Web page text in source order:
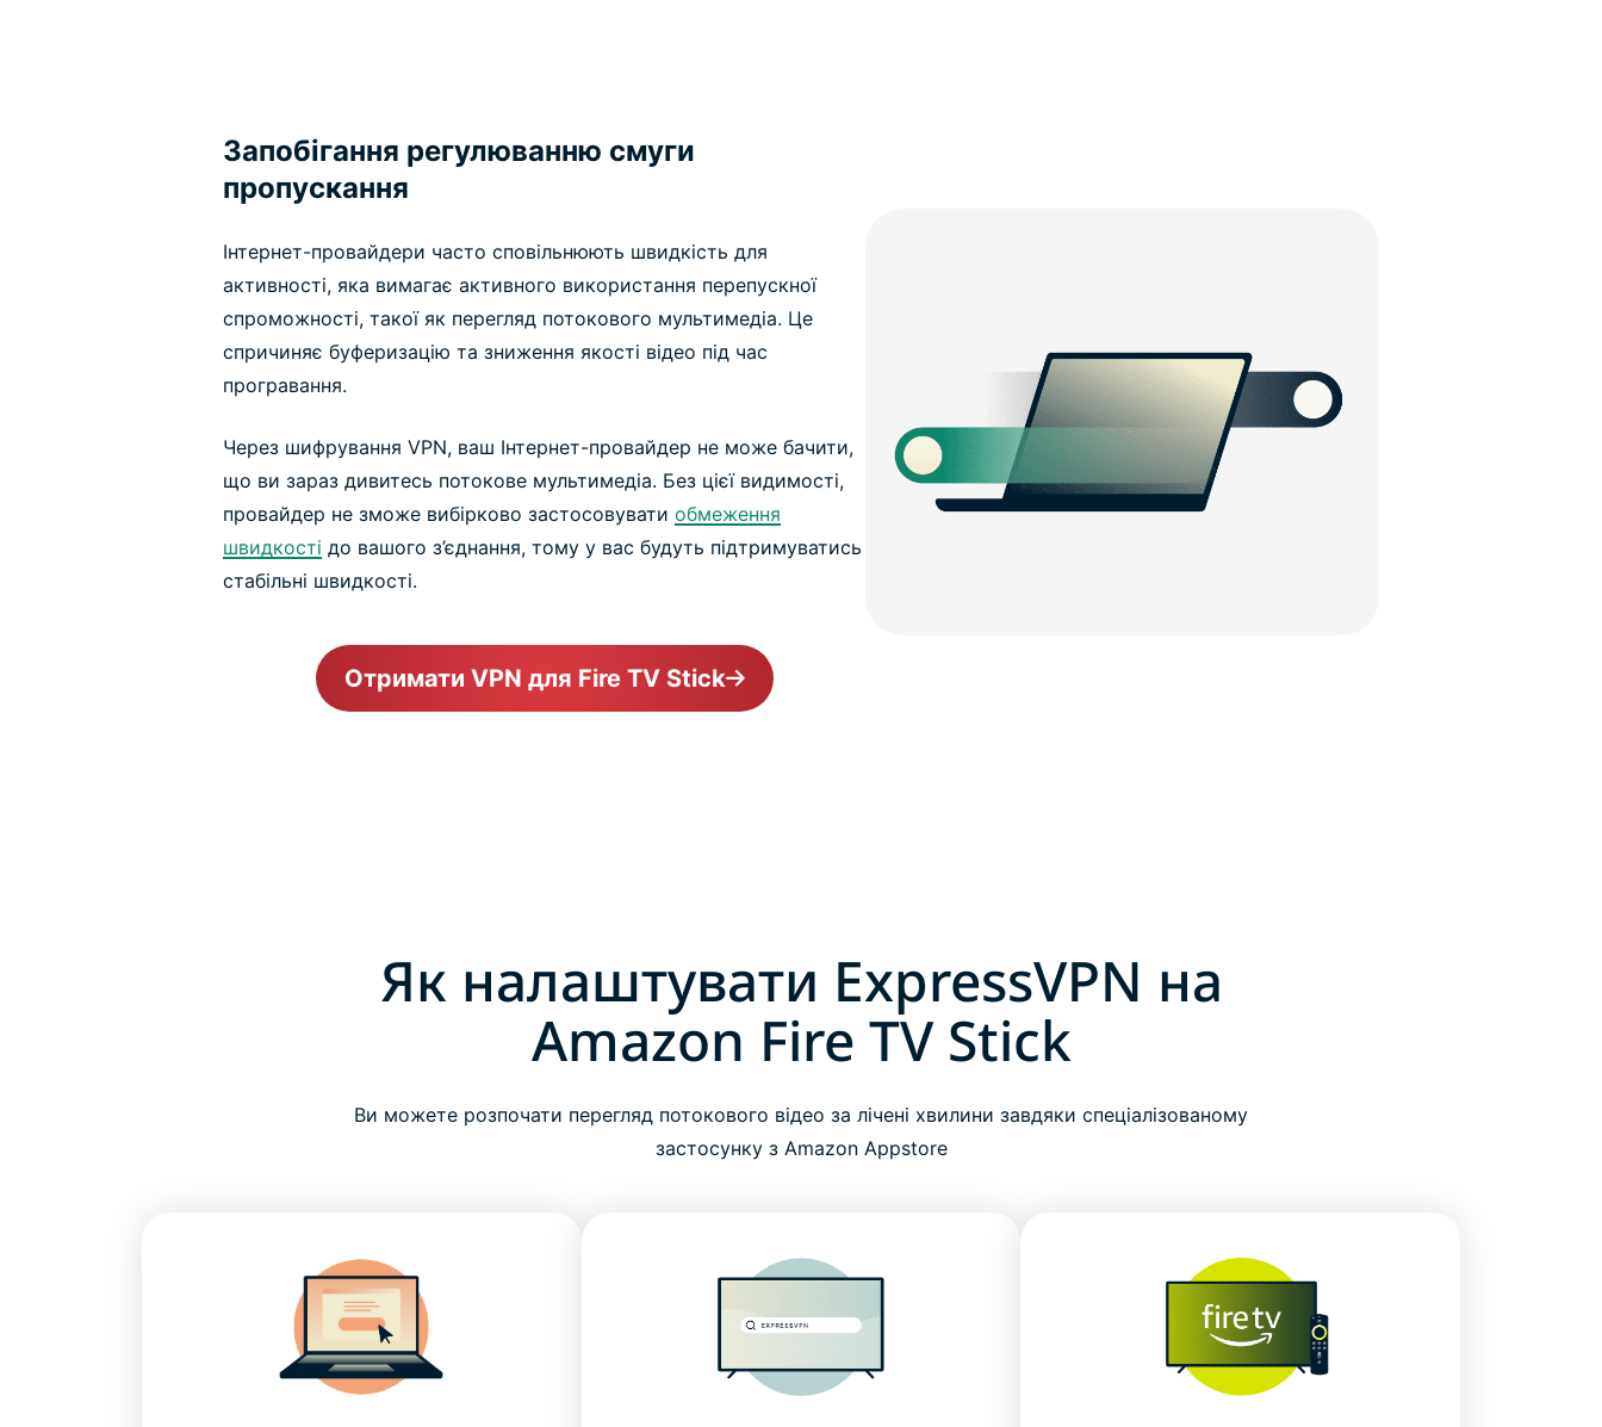
Запобігання регулюванню смуги
пропускання
Інтернет-провайдери часто сповільнюють швидкість для
активності, яка вимагає активного використання перепускної
спроможності, такої як перегляд потокового мультимедіа. Це
спричиняє буферизацію та зниження якості відео під час
програвання.
Через шифрування VPN, ваш Інтернет-провайдер не може бачити,
що ви зараз дивитесь потокове мультимедіа. Без цієї видимості,
провайдер не зможе вибірково застосовувати обмеження
швидкості до вашого з’єднання, тому у вас будуть підтримуватись
стабільні швидкості.
Отримати VPN для Fire TV Stick
Як налаштувати ExpressVPN на
Amazon Fire TV Stick
Ви можете розпочати перегляд потокового відео за лічені хвилини завдяки спеціалізованому
застосунку з Amazon Appstore